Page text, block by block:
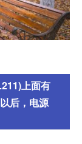
上面有
以后，电源